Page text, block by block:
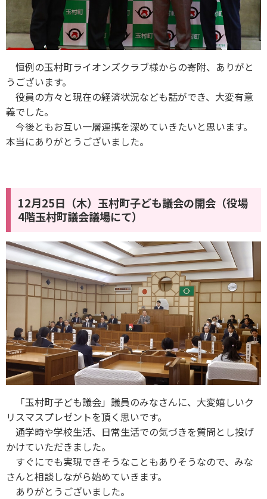
恒例の玉村町ライオンズクラブ様からの寄附、ありがと
うございます。
役員の方々と現在の経済状況なども話ができ、大変有意
義でした。
今後ともお互い一層連携を深めていきたいと思います。
本当にありがとうございました。
12月25日（木）玉村町子ども議会の開会（役場
4階玉村町議会議場にて）
「玉村町子ども議会」議員のみなさんに、大変嬉しいク
リスマスプレゼントを頂く思いです。
通学時や学校生活、日常生活での気づきを質問とし投げ
かけていただきました。
すぐにでも実現できそうなこともありそうなので、みな
さんと相談しながら始めていきます。
ありがとうございました。